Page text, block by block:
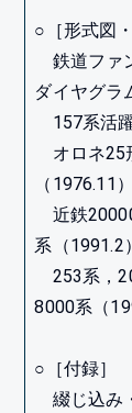
○［形式図・
鉄道ファ
ダイヤグラ
157系活躍
オロネ25
（1976.11）
近鉄
系（1991.2）
253系，
8000系（
○［付録］
綴じ込み